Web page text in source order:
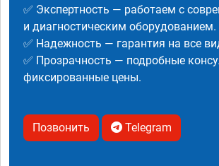
✅ Экспертность — работаем с
и диагностическим оборудованием.
✅ Надежность — гарантия на все
✅ Прозрачность — подробные
фиксированные цены.
Позвонить Telegram